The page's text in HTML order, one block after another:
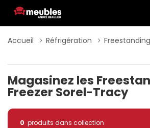
Accueil Réfrigération
Magasinez les
Freezer Sorel-Tracy
0 produits dans collection